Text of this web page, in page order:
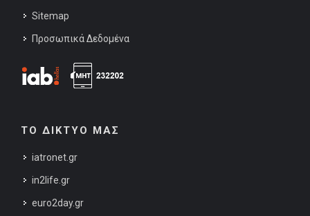
Sitemap
Προσωπικά Δεδομένα
ΤΟ ΔΙΚΤΥΟ ΜΑΣ
iatronet.gr
in2life.gr
euro2day.gr